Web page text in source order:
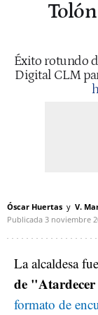
Éxito rotundo
Digital CLM
Óscar Huertas
V.
Publicada 3 noviembre
La alcaldesa
de
formato de